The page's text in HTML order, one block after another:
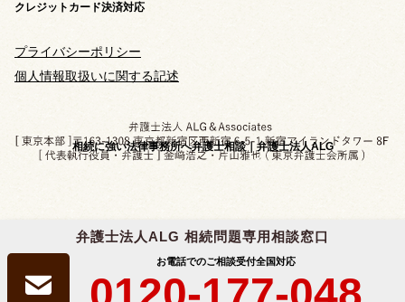
相続に強い法律事務所へ弁護士相談｜弁護士法人ALG
弁護士法人ALG 相続問題専用相談窓口
お電話でのご相談受付全国対応
クレジットカード決済対応
プライバシーポリシー
個人情報取扱いに関する記述
Copyright © 2019-2026 相続問題のご相談なら
弁護士法人ALG&Associates All Rights Reserved.